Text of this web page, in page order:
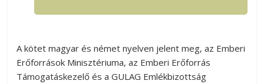
A kötet magyar és német nyelven jelent meg, az Emberi
Erőforrások Minisztériuma, az Emberi Erőforrás
Támogatáskezelő és a GULAG Emlékbizottság